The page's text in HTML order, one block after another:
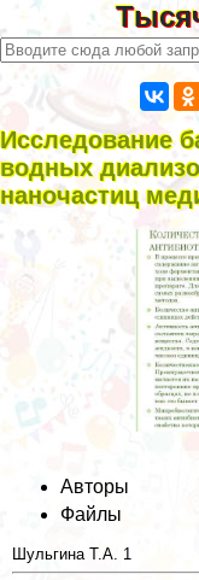
Исследование
водных
наночастиц
Авторы
Файлы
Шульгина Т.А. 1